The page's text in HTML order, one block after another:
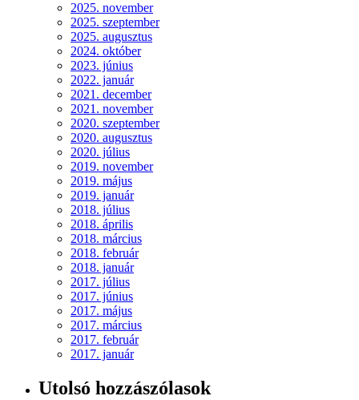
2025. november
2025. szeptember
2025. augusztus
2024. október
2023. június
2022. január
2021. december
2021. november
2020. szeptember
2020. augusztus
2020. július
2019. november
2019. május
2019. január
2018. július
2018. április
2018. március
2018. február
2018. január
2017. július
2017. június
2017. május
2017. március
2017. február
2017. január
Utolsó hozzászólasok